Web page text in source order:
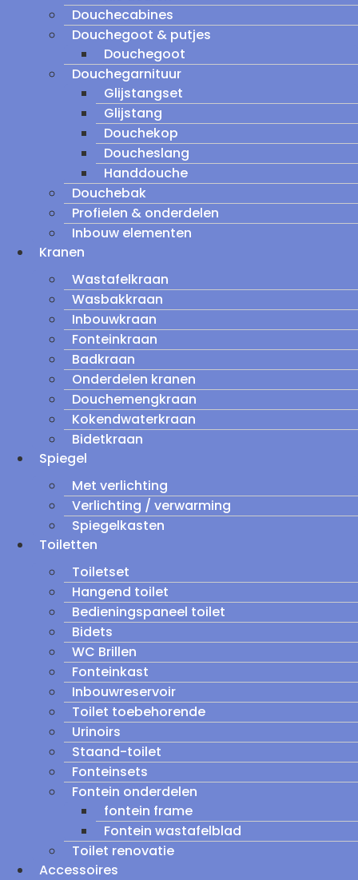
Douchecabines
Douchegoot & putjes
Douchegoot
Douchegarnituur
Glijstangset
Glijstang
Douchekop
Doucheslang
Handdouche
Douchebak
Profielen & onderdelen
Inbouw elementen
Kranen
Wastafelkraan
Wasbakkraan
Inbouwkraan
Fonteinkraan
Badkraan
Onderdelen kranen
Douchemengkraan
Kokendwaterkraan
Bidetkraan
Spiegel
Met verlichting
Verlichting / verwarming
Spiegelkasten
Toiletten
Toiletset
Hangend toilet
Bedieningspaneel toilet
Bidets
WC Brillen
Fonteinkast
Inbouwreservoir
Toilet toebehorende
Urinoirs
Staand-toilet
Fonteinsets
Fontein onderdelen
fontein frame
Fontein wastafelblad
Toilet renovatie
Accessoires